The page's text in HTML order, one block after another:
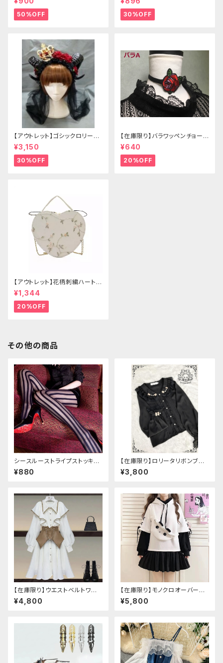
50%OFF 30%OFF
【アウトレット】ゴシックロリータ
ゴールドクラウン＆ホーン(ヴェ
ール付き)
¥3,150
30%OFF
【在庫限り】バラワッペンチョーカ
ー
¥640
20%OFF
【アウトレット】花柄刺繍ハートバ
ッグ
¥1,344
20%OFF
その他の商品
シースルーストライプストッキン
グ
¥880
【在庫限り】ロリータリボンブラ
ウス：フリーサイズ
¥3,800
【在庫限り】ウエストベルトワン
ピースセットアップ（Mサイズ
¥4,800
【在庫限り】モノクロオーバーサ
イズパンダパーカー
¥5,800